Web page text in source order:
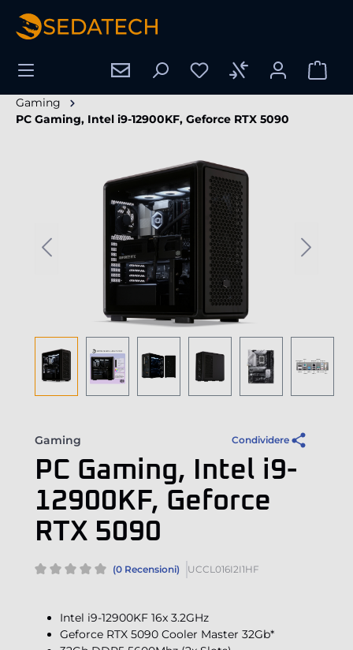
principale
Gaming
PC Gaming, Intel i9-12900KF, Geforce RTX 5090
Salta la galleria di immagini
Gaming Condividere
PC Gaming, Intel i9-
12900KF, Geforce
RTX 5090
(0 Recensioni) UCCL016I2I1HF
Intel i9-12900KF 16x 3.2GHz
Geforce RTX 5090 Cooler Master 32Gb*